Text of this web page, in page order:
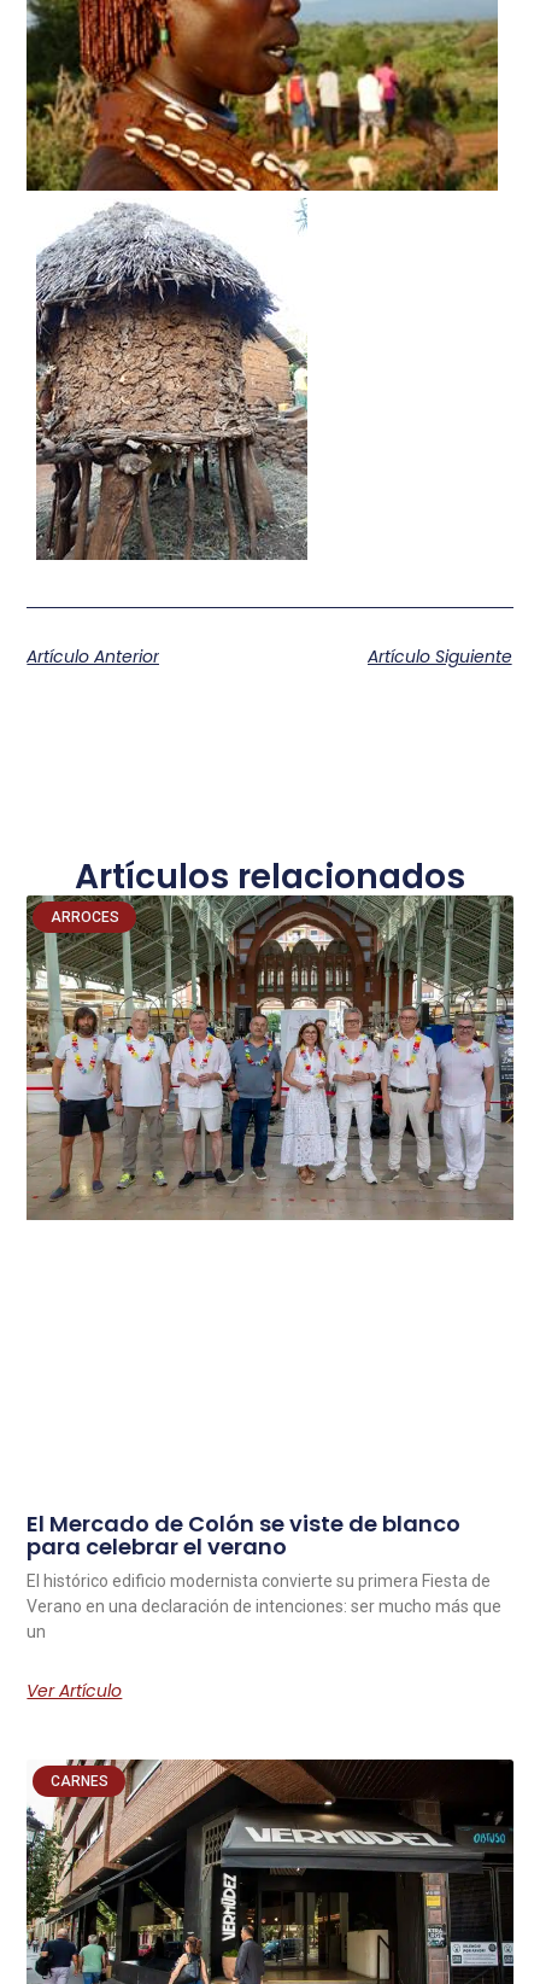
Artículo Anterior Artículo Siguiente
Artículos relacionados
ARROCES
El Mercado de Colón se viste de blanco
para celebrar el verano
El histórico edificio modernista convierte su primera Fiesta de
Verano en una declaración de intenciones: ser mucho más que
un
Ver Artículo
CARNES